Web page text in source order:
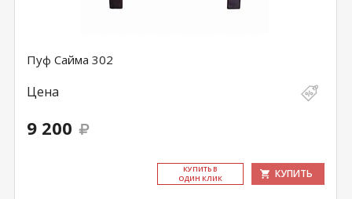
Пуф Сайма 302
Цена
9 200
КУ­ПИТЬ В
ОДИН КЛИК
КУПИТЬ